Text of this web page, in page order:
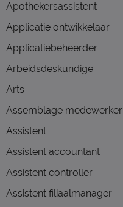
Apothekersassistent
Applicatie ontwikkelaar
Applicatiebeheerder
Arbeidsdeskundige
Arts
Assemblage medewerker
Assistent
Assistent accountant
Assistent controller
Assistent filiaalmanager